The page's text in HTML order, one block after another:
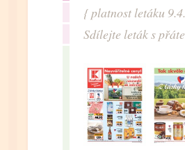
{ platnost letáku
Sdílejte leták s